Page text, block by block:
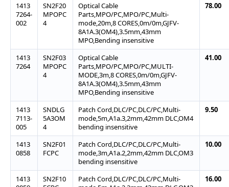
1413
7264-
002
SN2F20
MPOPC
4
Optical Cable
Parts,MPO/PC,MPO/PC,Multi-
mode,20m,8 CORES,0m/0m,GJFV-
8A1A.3(OM4),3.5mm,43mm
MPO,Bending insensitive
78.00
1413
7264
SN2F03
MPOPC
4
Optical Cable
Parts,MPO/PC,MPO/PC,MULTI-
MODE,3m,8 CORES,0m/0m,GJFV-
8A1A.3(OM4),3.5mm,43mm
MPO,Bending insensitive
41.00
1413
7113-
005
SNDLG
5A3OM
4
Patch Cord,DLC/PC,DLC/PC,Multi-
mode,5m,A1a.3,2mm,42mm DLC,OM4
bending insensitive
9.50
1413
0858
SN2F01
FCPC
Patch Cord,DLC/PC,DLC/PC,Multi-
mode,3m,A1a.2,2mm,42mm DLC,OM3
bending insensitive
10.00
1413
SN2F10
Patch Cord,DLC/PC,DLC/PC,Multi-
16.00